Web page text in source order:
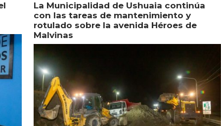
La Municipalidad de Ushuaia continúa
con las tareas de mantenimiento y
rotulado sobre la avenida Héroes de
Malvinas